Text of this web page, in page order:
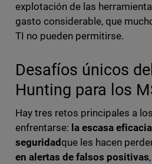
explotación de las
gasto considerable, que
TI no pueden permitirse.
Desafíos únicos
Hunting para los
Hay tres retos principales a
enfrentarse: la escasa
seguridadque les hacen
en alertas de falsos positivas